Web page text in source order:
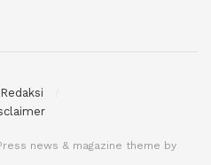
news & magazine theme by